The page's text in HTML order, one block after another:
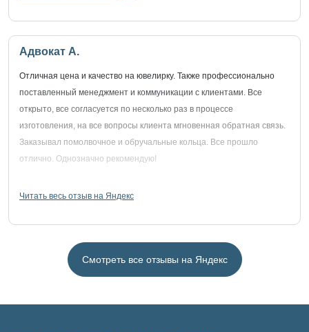
Адвокат А.
Отличная цена и качество на ювелирку. Также профессионально
поставленный менеджмент и коммуникации с клиентами. Все
открыто, все согласуется по несколько раз в процессе
изготовления, на все вопросы клиента мгновенная обратная связь.
Заказывал помолвочное и обручальные кольца. Все прошло
отлично. Однозначно рекомендую!
Читать весь отзыв на Яндекс
Смотреть все отзывы на Яндекс